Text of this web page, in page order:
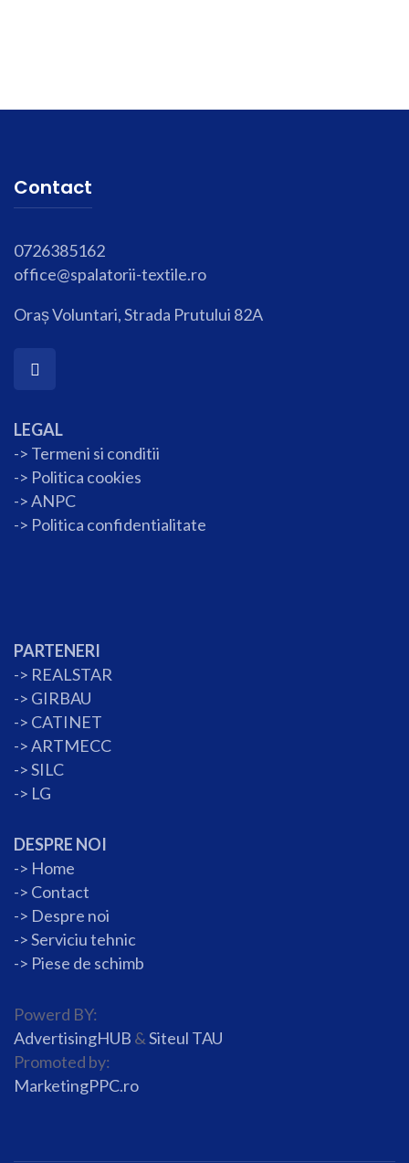
Contact
0726385162
office@spalatorii-textile.ro
Oraș Voluntari, Strada Prutului 82A
LEGAL
-> Termeni si conditii
-> Politica cookies
-> ANPC
-> Politica confidentialitate
PARTENERI
-> REALSTAR
-> GIRBAU
-> CATINET
->ARTMECC
->SILC
-> LG
DESPRE NOI
-> Home
-> Contact
-> Despre noi
->Serviciu tehnic
-> Piese de schimb
Powerd BY:
AdvertisingHUB &Siteul TAU
Promoted by:
MarketingPPC.ro